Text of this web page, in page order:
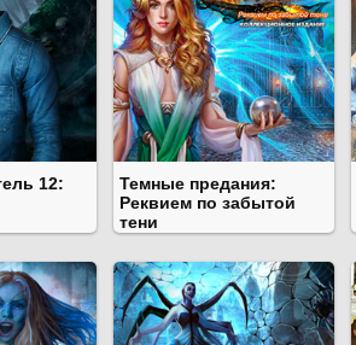
12:
Темные предания:
Реквием по забытой
тени